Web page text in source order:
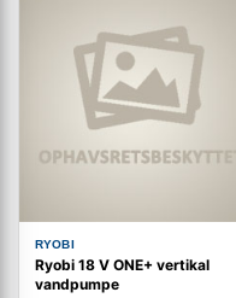
RYOBI
Ryobi 18 V ONE+ vertikal
vandpumpe